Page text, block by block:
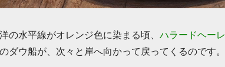
の水平線がオレンジ色に染まる頃、 ハラードヘーレ
ウ船が、次々と岸へ向かって戻ってくるのです。